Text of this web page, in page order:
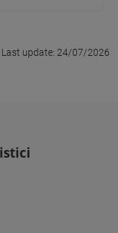
Last update: 24/07/2026